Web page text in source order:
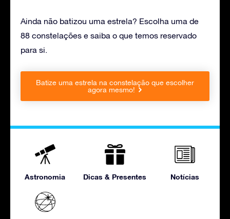
Ainda não batizou uma estrela? Escolha uma de
88 constelações e saiba o que temos reservado
para si.
Batize uma estrela na constelação que escolher
agora mesmo!
Astronomia Dicas & Presentes Notícias